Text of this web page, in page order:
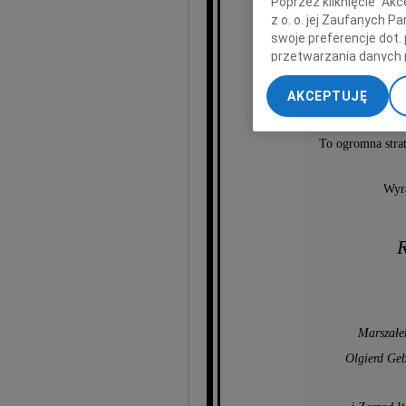
przykład
To ogromna
Olgierd
z o. o. jej Zaufanych
swoje preferencje dot.
przetwarzania danych
„Ustawienia
My, nasi Zaufani
dokładnych danych
Przechowywanie
AKCEPTUJĘ